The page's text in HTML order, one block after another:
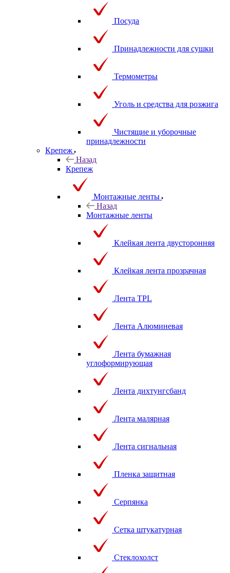
Посуда
Принадлежности для сушки
Термометры
Уголь и средства для розжига
Чистящие и уборочные
принадлежности
Крепеж
Назад
Крепеж
Монтажные ленты
Назад
Монтажные ленты
Клейкая лента двусторонняя
Клейкая лента прозрачная
Лента TPL
Лента Алюминевая
Лента бумажная
углоформирующая
Лента дихтунгсбанд
Лента малярная
Лента сигнальная
Пленка защитная
Серпянка
Сетка штукатурная
Стеклохолст